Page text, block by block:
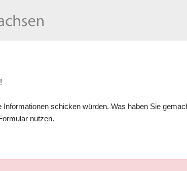
schicken würden. Was haben Sie
nutzen.